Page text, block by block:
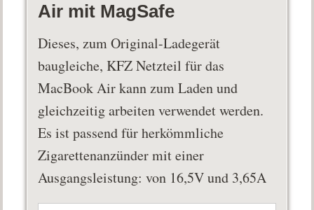
Air mit MagSafe
Dieses, zum Original-Ladegerät
baugleiche, KFZ Netzteil für das
MacBook Air kann zum Laden und
gleichzeitig arbeiten verwendet werden.
Es ist passend für herkömmliche
Zigarettenanzünder mit einer
Ausgangsleistung: von 16,5V und 3,65A